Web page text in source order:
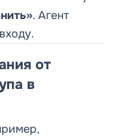
. Агент
от
в